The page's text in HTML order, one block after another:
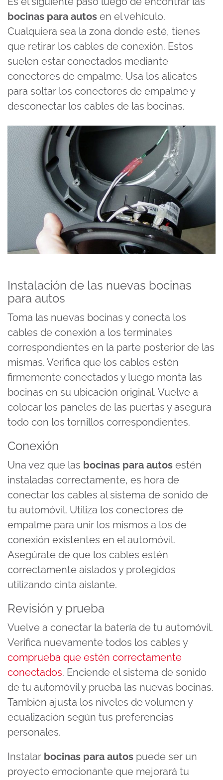
bocinas para autos en el vehículo.
Cualquiera sea la zona donde esté, tienes
que retirar los cables de conexión. Estos
suelen estar conectados mediante
conectores de empalme. Usa los alicates
para soltar los conectores de empalme y
desconectar los cables de las bocinas.
Instalación de las nuevas bocinas
para autos
Toma las nuevas bocinas y conecta los
cables de conexión a los terminales
correspondientes en la parte posterior de las
mismas. Verifica que los cables estén
firmemente conectados y luego monta las
bocinas en su ubicación original. Vuelve a
colocar los paneles de las puertas y asegura
todo con los tornillos correspondientes.
Conexión
Una vez que las bocinas para autos estén
instaladas correctamente, es hora de
conectar los cables al sistema de sonido de
tu automóvil. Utiliza los conectores de
empalme para unir los mismos a los de
conexión existentes en el automóvil.
Asegúrate de que los cables estén
correctamente aislados y protegidos
utilizando cinta aislante.
Revisión y prueba
Vuelve a conectar la batería de tu automóvil.
Verifica nuevamente todos los cables y
comprueba que estén correctamente
conectados. Enciende el sistema de sonido
de tu automóvil y prueba las nuevas bocinas.
También ajusta los niveles de volumen y
ecualización según tus preferencias
personales.
Instalar bocinas para autos puede ser un
proyecto emocionante que mejorará tu